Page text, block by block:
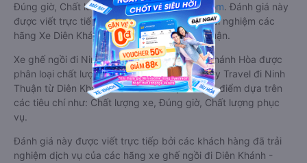
Đúng giờ, Chất lượng phục vụ trênVexere.com. Đánh giá này
được viết trực tiếp bởi các khách hàng đã trải nghiệm các
hãng Xe Diên Khánh - Khánh Hòa đi Ninh Thuận.
Xe ghế ngồi đi Ninh Thuận từ Diên Khánh - Khánh Hòa được
phân loại chất lượng tốt nhất là xe Trọng Thủy Travel đi Ninh
Thuận từ Diên Khánh - Khánh Hòa đạt 4.6 / 5 điểm dựa trên
các tiêu chí như: Chất lượng xe, Đúng giờ, Chất lượng phục
vụ.
Đánh giá này được viết trực tiếp bởi các khách hàng đã trải
nghiệm dịch vụ của các hãng xe ghế ngồi đi Diên Khánh -